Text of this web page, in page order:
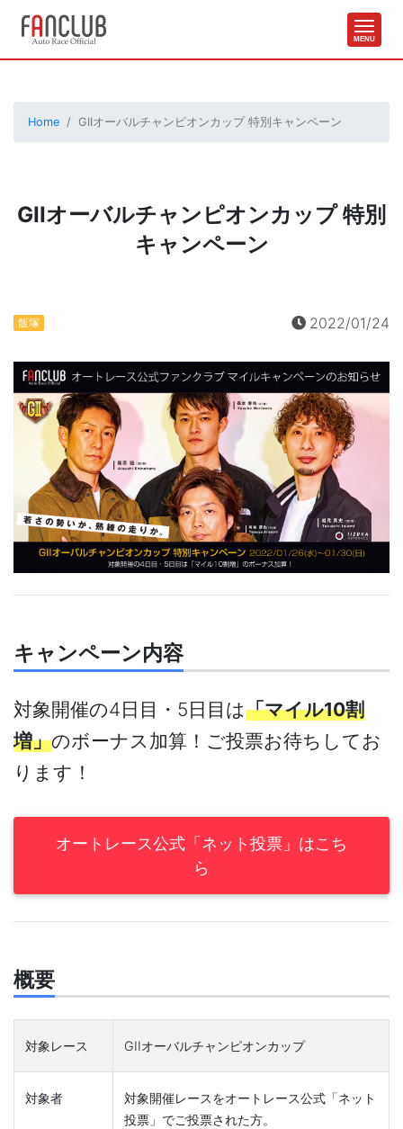
Home GIIオーバルチャンピオンカップ 特別キャンペーン
GIIオーバルチャンピオンカップ 特別
キャンペーン
2022/01/24
飯塚
キャンペーン内容
対象開催の4日目・5日目は「マイル10割
増」のボーナス加算！ご投票お待ちしてお
ります！
オートレース公式「ネット投票」はこち
ら
概要
対象レース GIIオーバルチャンピオンカップ
対象者
対象開催レースをオートレース公式「ネット
投票」でご投票された方。